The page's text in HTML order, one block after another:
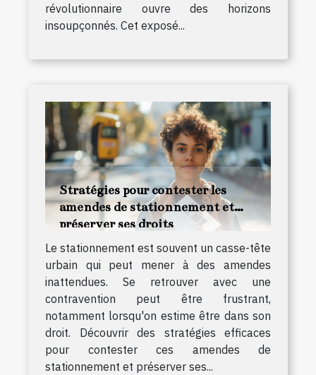
révolutionnaire ouvre des horizons
insoupçonnés. Cet exposé...
Stratégies pour contester les
amendes de stationnement et
préserver ses droits
Le stationnement est souvent un casse-tête
urbain qui peut mener à des amendes
inattendues. Se retrouver avec une
contravention peut être frustrant,
notamment lorsqu'on estime être dans son
droit. Découvrir des stratégies efficaces
pour contester ces amendes de
stationnement et préserver ses...